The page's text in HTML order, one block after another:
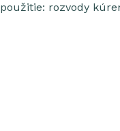
použitie: rozvody